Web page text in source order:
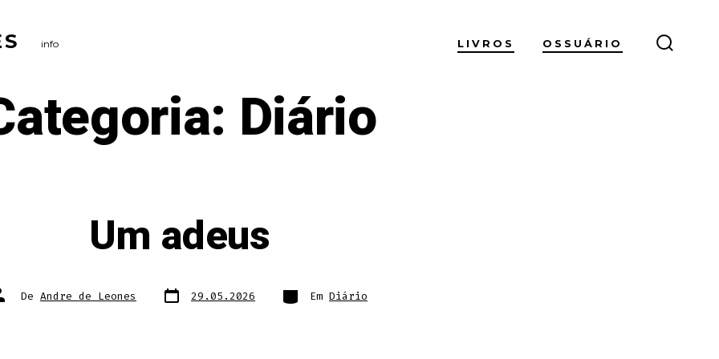
info LIVROS OSSUÁRIO
Diário
Um adeus
De Andre de Leones Data
do 29.05.2026 Categorias
Em Diário